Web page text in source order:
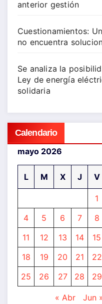
anterior gestión
Cuestionamientos:
no encuentra
Se analiza la
Ley de energía
solidaria
Calendario
mayo 2026
L M X J V
1
4
5 6 7 8
11
12 13 14 15
18
19 20 21 22
25
26 27 28 29
« Abr Jun